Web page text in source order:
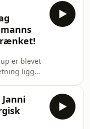
hehe.Så
Philine
svaret
om
deres
på SoMe?
er blevet
ligger
Manniche
at børn